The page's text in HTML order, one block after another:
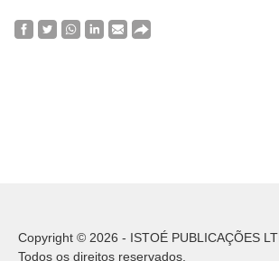
Copyright © 2026 - ISTOÉ PUBLICAÇÕES
Todos os direitos reservados.